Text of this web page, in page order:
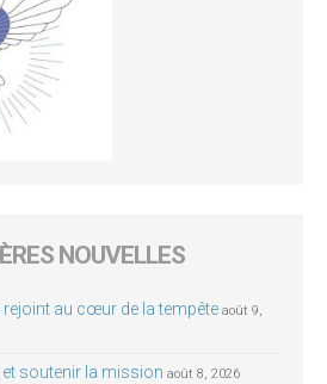
NOUVELLES
au cœur de la tempête août 9,
soutenir la mission août 8, 2026